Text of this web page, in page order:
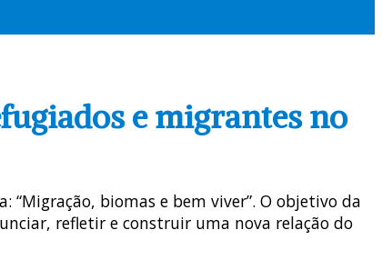
e migrantes no
“Migração, biomas e bem viver”. O objetivo da
refletir e construir uma nova relação do